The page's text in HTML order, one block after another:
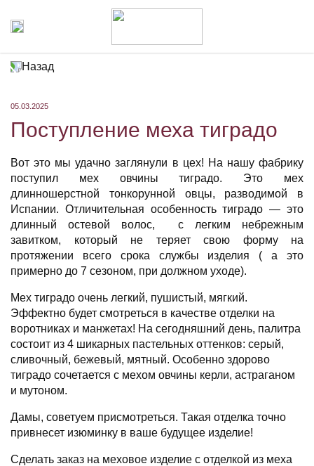
Назад
05.03.2025
Поступление меха тиградо
Вот это мы удачно заглянули в цех! На нашу фабрику
поступил мех овчины тиградо. Это мех
длинношерстной тонкорунной овцы, разводимой в
Испании. Отличительная особенность тиградо — это
длинный остевой волос, с легким небрежным
завитком, который не теряет свою форму на
протяжении всего срока службы изделия ( а это
примерно до 7 сезоном, при должном уходе).
Мех тиградо очень легкий, пушистый, мягкий.
Эффектно будет смотреться в качестве отделки на
воротниках и манжетах! На сегодняшний день, палитра
состоит из 4 шикарных пастельных оттенков: серый,
сливочный, бежевый, мятный. Особенно здорово
тиградо сочетается с мехом овчины керли, астраганом
и мутоном.
Дамы, советуем присмотреться. Такая отделка точно
привнесет изюминку в ваше будущее изделие!
Сделать заказ на меховое изделие с отделкой из меха